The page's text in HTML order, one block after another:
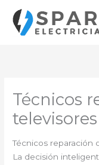
contenido
Técnicos
Técnicos reparación
La decisión